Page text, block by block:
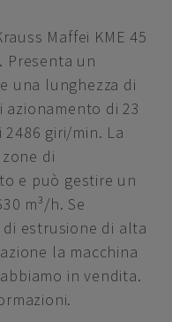
Maffei KME 45
Presenta un
una lunghezza di
azionamento di 23
giri/min. La
di
e può gestire un
m³/h. Se
estrusione di alta
la macchina
in vendita.